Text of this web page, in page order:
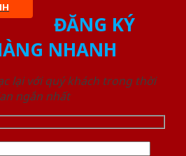
ĐĂNG KÝ
NHANH
lại với quý khách trong thời
ngắn nhất